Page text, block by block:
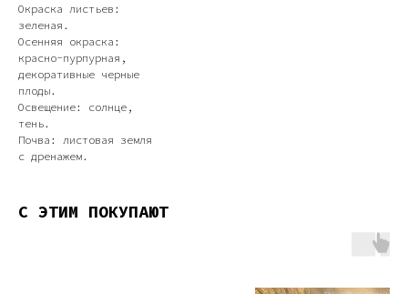
Окраска листьев:
зеленая.
Осенняя окраска:
красно-пурпурная,
декоративные черные
плоды.
Освещение: солнце,
тень.
Почва: листовая земля
с дренажем.
С ЭТИМ ПОКУПАЮТ